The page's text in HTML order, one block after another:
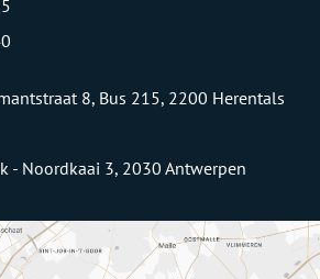
8, Bus 215, 2200 Herentals
- Noordkaai 3, 2030 Antwerpen